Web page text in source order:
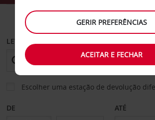
CARRO
LEVANTAR EM
Escolher uma estação de devolução
DE ATÉ
GERIR PREFERÊNCIAS
ACEITAR E FECHAR